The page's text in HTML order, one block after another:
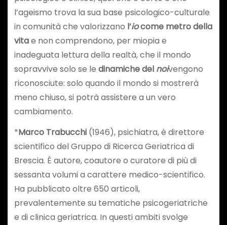
l’ageismo trova la sua base psicologico-culturale
in comunità che valorizzano l’iocome metro della
vitae non comprendono, per miopia e
inadeguata lettura della realtà, che il mondo
sopravvive solo se le dinamiche del noivengono
riconosciute: solo quando il mondo si mostrerà
meno chiuso, si potrà assistere a un vero
cambiamento.
*Marco Trabucchi (1946), psichiatra, è direttore
scientifico del Gruppo di Ricerca Geriatrica di
Brescia. È autore, coautore o curatore di più di
sessanta volumi a carattere medico-scientifico.
Ha pubblicato oltre 650 articoli,
prevalentemente su tematiche psicogeriatriche
e di clinica geriatrica. In questi ambiti svolge